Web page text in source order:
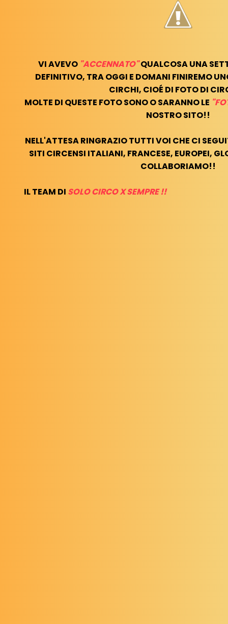
VI AVEVO "ACCENNATO"QUALCOSA UNA
DEFINITIVO, TRA OGGI E DOMANI FINIREMO
CIRCHI, CIOÉ DI FOTO DI
MOLTE DI QUESTE FOTO SONO O SARANNO LE
NOSTRO SITO!!
NELL'ATTESA RINGRAZIO TUTTI VOI CHE CI
SITI CIRCENSI ITALIANI, FRANCESE, EUROPEI,
COLLABORIAMO!!
IL TEAM DI SOLO CIRCO X SEMPRE !!